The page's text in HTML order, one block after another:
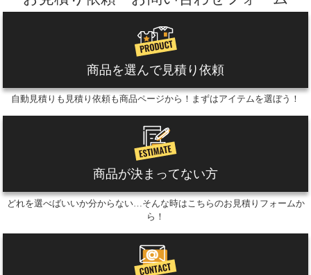
商品を選んで見積り依頼
自動見積りも見積り依頼も商品ページから！まずはアイテムを選ぼう！
商品が決まってない方
どれを選べばいいか分からない…そんな時はこちらのお見積りフォームか
ら！